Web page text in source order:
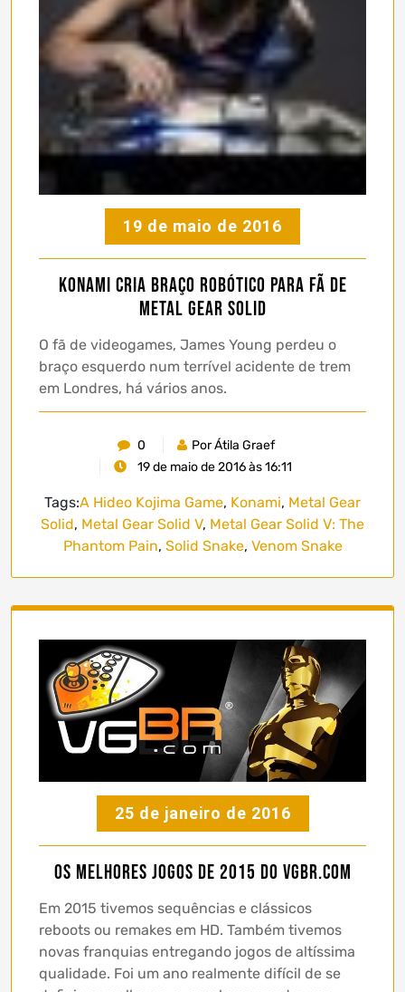
19 de maio de 2016
Konami cria braço robótico para fã de
Metal Gear Solid
O fã de videogames, James Young perdeu o
braço esquerdo num terrível acidente de trem
em Londres, há vários anos.
0
Por Átila Graef
19 de maio de 2016 às 16:11
Tags:A Hideo Kojima Game, Konami, Metal Gear
Solid, Metal Gear Solid V, Metal Gear Solid V: The
Phantom Pain, Solid Snake, Venom Snake
25 de janeiro de 2016
Os Melhores Jogos de 2015 do vgBR.com
Em 2015 tivemos sequências e clássicos
reboots ou remakes em HD. Também tivemos
novas franquias entregando jogos de altíssima
qualidade. Foi um ano realmente difícil de se